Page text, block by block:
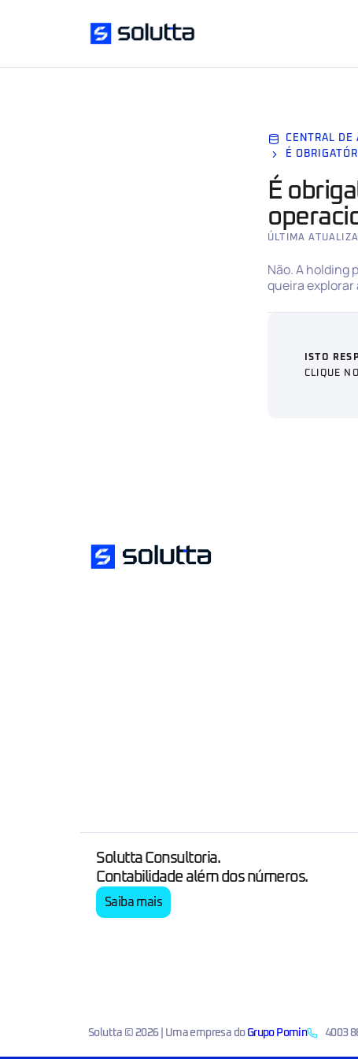
CENTRAL DE
É
É
ÚLTIMA
Não. A holding
queira
ISTO
CLIQUE
Solutta Consultoria.
Contabilidade além dos números.
Saiba mais
Solutta © 2026 | Uma empresa do Grupo Pomin 4003